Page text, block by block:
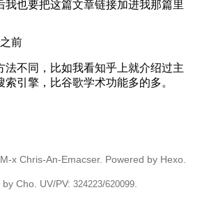
M-x Chris-An-Emacser. Powered by Hexo.
by Cho. UV/PV: 324223/620099.